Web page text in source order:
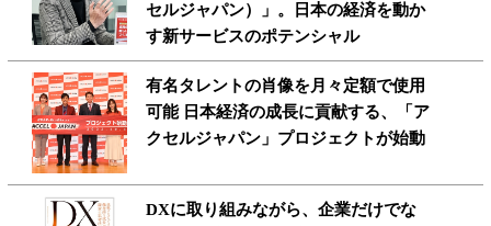
セルジャパン）」。日本の経済を動か
す新サービスのポテンシャル
有名タレントの肖像を月々定額で使用
可能 日本経済の成長に貢献する、「ア
クセルジャパン」プロジェクトが始動
DXに取り組みながら、企業だけでな